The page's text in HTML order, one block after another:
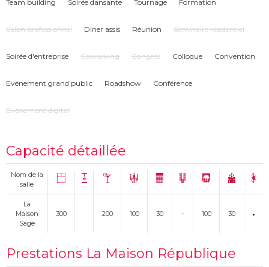
Team building Soirée dansante Tournage Formation
Salon professionnel Diner assis Réunion Séminaire résidentiel
Soirée d'entreprise Coworking Congrés Colloque Convention
Evénement grand public Roadshow Conférence
Evènement digital
Capacité détaillée
Nom de la
salle
La
Maison
Sage
300 200 100 30 - 100 30
Prestations La Maison République